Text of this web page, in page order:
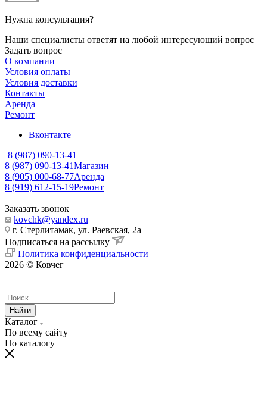
Нужна консультация?
Наши специалисты ответят на любой интересующий вопрос
Задать вопрос
О компании
Условия оплаты
Условия доставки
Контакты
Аренда
Ремонт
Вконтакте
8 (987) 090-13-41
8 (987) 090-13-41Магазин
8 (905) 000-68-77Аренда
8 (919) 612-15-19Ремонт
Заказать звонок
kovchk@yandex.ru
г. Стерлитамак, ул. Раевская, 2а
Подписаться на рассылку
Политика конфиденциальности
2026 © Ковчег
Найти
Каталог
По всему сайту
По каталогу